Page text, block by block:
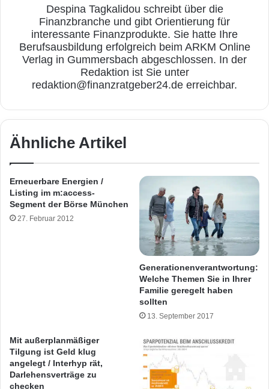
Despina Tagkalidou schreibt über die
Finanzbranche und gibt Orientierung für
interessante Finanzprodukte. Sie hatte Ihre
Berufsausbildung erfolgreich beim ARKM Online
Verlag in Gummersbach abgeschlossen. In der
Redaktion ist Sie unter
redaktion@finanzratgeber24.de erreichbar.
Ähnliche Artikel
Erneuerbare Energien /
Listing im m:access-
Segment der Börse München
27. Februar 2012
Generationenverantwortung:
Welche Themen Sie in Ihrer
Familie geregelt haben
sollten
13. September 2017
Mit außerplanmäßiger
Tilgung ist Geld klug
angelegt / Interhyp rät,
Darlehensverträge zu
checken